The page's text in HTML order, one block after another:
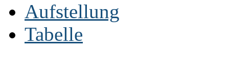
Aufstellung
Tabelle